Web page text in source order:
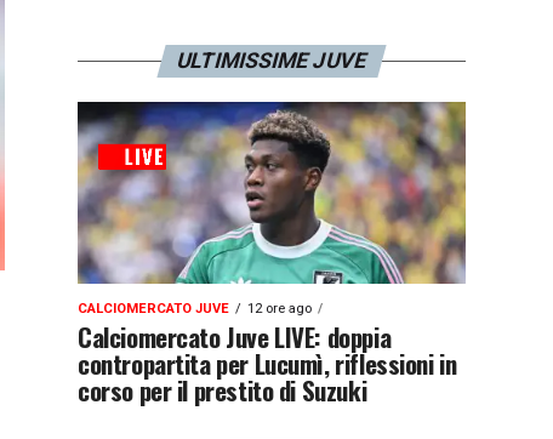
ULTIMISSIME JUVE
CALCIOMERCATO JUVE 12 ore ago
Calciomercato Juve LIVE: doppia
contropartita per Lucumì, riflessioni in
corso per il prestito di Suzuki